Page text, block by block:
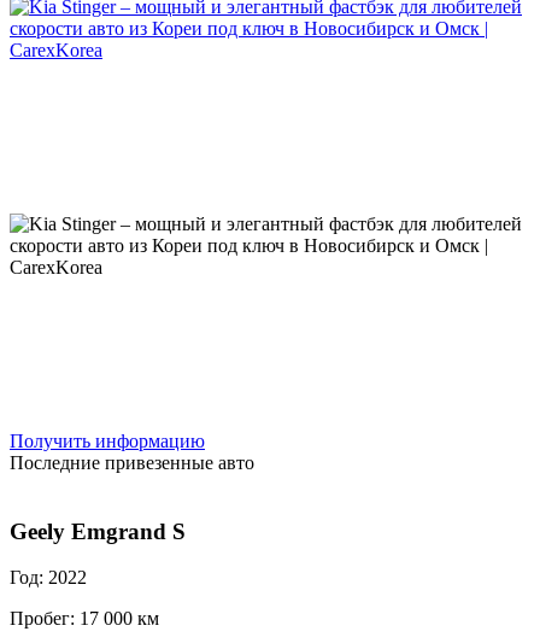
Получить информацию
Последние привезенные авто
Geely Emgrand S
Год: 2022
Пробег: 17 000 км